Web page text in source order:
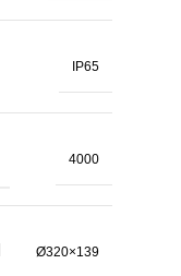
IP65
4000
Ø320×139